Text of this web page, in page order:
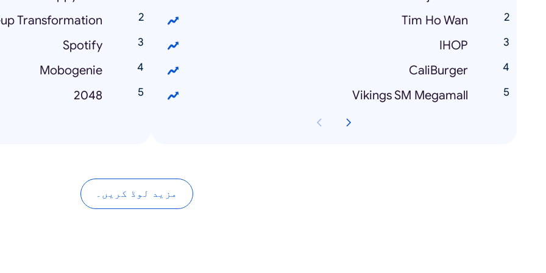
Tim Ho Wan
IHOP
CaliBurger
Vikings SM Megamall
Transformation
Spotify
Mobogenie
2048
مزید لوڈ کریں۔